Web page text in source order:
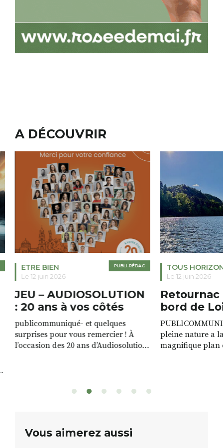
A DÉCOUVRIR
PUBLI-RÉDAC
ETRE BIEN
Le 12 juin 2026
JEU – AUDIOSOLUTION
: 20 ans à vos côtés
publicommuniqué- et quelques
surprises pour vous remercier ! À
l’occasion des 20 ans d’Audiosolution,
sont à gagner, sélectionnés auprès
12h à […]
TOUS
Le 12 juin 2026
Retournac
bord de
pleine nature a
magnifique plan
Vous aimerez aussi